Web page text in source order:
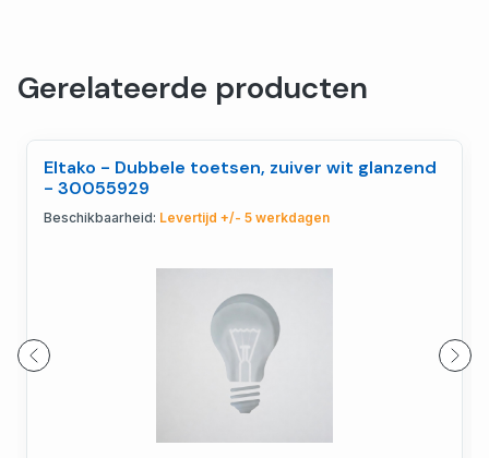
Gerelateerde producten
Eltako - Dubbele toetsen, zuiver wit glanzend
- 30055929
Beschikbaarheid: Levertijd +/- 5 werkdagen